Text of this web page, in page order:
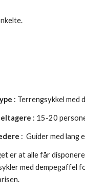
: Terrengsykkel med
: 15-20
: Guider med lang
er at alle får
med dempegaffel
n.